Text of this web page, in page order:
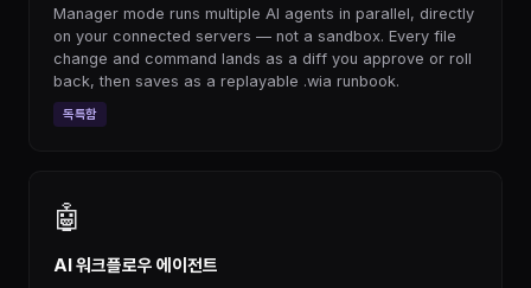
Manager mode runs multiple AI agents in parallel, directly
on your connected servers — not a sandbox. Every file
change and command lands as a diff you approve or roll
back, then saves as a replayable .wia runbook.
독특함
🤖
AI 워크플로우 에이전트